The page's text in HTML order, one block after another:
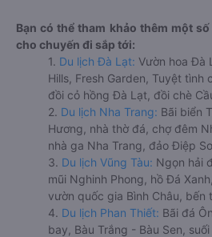
Bạn có thể tham khảo thêm một
cho chuyến đi sắp tới:
1. Du lịch Đà Lạt: Vườn hoa Đà
Hills, Fresh Garden, Tuyệt tình
đồi cỏ hồng Đà Lạt, đồi chè
2. Du lịch Nha Trang: Bãi biển
Hương, nhà thờ đá, chợ đêm
nhà ga Nha Trang, đảo Điệp
3. Du lịch Vũng Tàu: Ngọn hải
mũi Nghinh Phong, hồ Đá
vườn quốc gia Bình Châu, bến
4. Du lịch Phan Thiết: Bãi đá
bay, Bàu Trắng - Bàu Sen,